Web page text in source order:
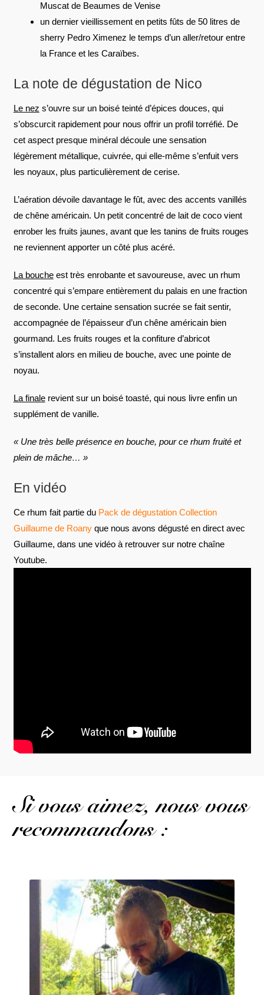
Muscat de Beaumes de Venise
un dernier vieillissement en petits fûts de 50 litres de
sherry Pedro Ximenez le temps d’un aller/retour entre
la France et les Caraïbes.
La note de dégustation de Nico
Le nez s’ouvre sur un boisé teinté d’épices douces, qui
s’obscurcit rapidement pour nous offrir un profil torréfié. De
cet aspect presque minéral découle une sensation
légèrement métallique, cuivrée, qui elle-même s’enfuit vers
les noyaux, plus particulièrement de cerise.
L’aération dévoile davantage le fût, avec des accents vanillés
de chêne américain. Un petit concentré de lait de coco vient
enrober les fruits jaunes, avant que les tanins de fruits rouges
ne reviennent apporter un côté plus acéré.
La boucheest très enrobante et savoureuse, avec un rhum
concentré qui s’empare entièrement du palais en une fraction
de seconde. Une certaine sensation sucrée se fait sentir,
accompagnée de l’épaisseur d’un chêne américain bien
gourmand. Les fruits rouges et la confiture d’abricot
s’installent alors en milieu de bouche, avec une pointe de
noyau.
La finalerevient sur un boisé toasté, qui nous livre enfin un
supplément de vanille.
« Une très belle présence en bouche, pour ce rhum fruité et
plein de mâche… »
En vidéo
Ce rhum fait partie du Pack de dégustation Collection
Guillaume de Roanyque nous avons dégusté en direct avec
Guillaume, dans une vidéo à retrouver sur notre chaîne
Youtube.
Si vous aimez, nous vous
recommandons :